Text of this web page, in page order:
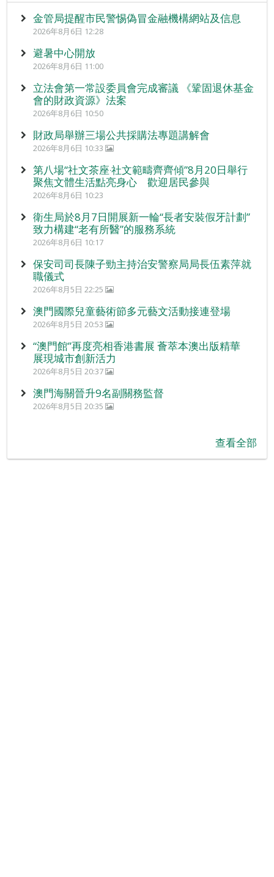
金管局提醒市民警惕偽冒金融機構網站及信息
2026年8月6日 12:28
避暑中心開放
2026年8月6日 11:00
立法會第一常設委員會完成審議 《鞏固退休基金
會的財政資源》法案
2026年8月6日 10:50
財政局舉辦三場公共採購法專題講解會
2026年8月6日 10:33
第八場“社文茶座‧社文範疇齊齊傾”8月20日舉行
聚焦文體生活點亮身心 歡迎居民參與
2026年8月6日 10:23
衛生局於8月7日開展新一輪“長者安裝假牙計劃”
致力構建“老有所醫”的服務系統
2026年8月6日 10:17
保安司司長陳子勁主持治安警察局局長伍素萍就
職儀式
2026年8月5日 22:25
澳門國際兒童藝術節多元藝文活動接連登場
2026年8月5日 20:53
“澳門館”再度亮相香港書展 薈萃本澳出版精華
展現城市創新活力
2026年8月5日 20:37
澳門海關晉升9名副關務監督
2026年8月5日 20:35
查看全部